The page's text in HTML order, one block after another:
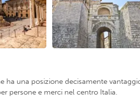
ha una posizione decisamente
persone e merci nel centro Italia.